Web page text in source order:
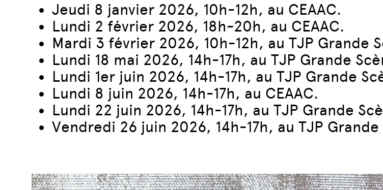
Jeudi 8 janvier 2026, 10h-12h, au CEAAC.
Lundi 2 février 2026, 18h-20h, au CEAAC.
Mardi 3 février 2026, 10h-12h, au TJP Grande
Lundi 18 mai 2026, 14h-17h, au TJP Grande
Lundi 1er juin 2026, 14h-17h, au TJP Grande
Lundi 8 juin 2026, 14h-17h, au CEAAC.
Lundi 22 juin 2026, 14h-17h, au TJP Grande
Vendredi 26 juin 2026, 14h-17h, au TJP